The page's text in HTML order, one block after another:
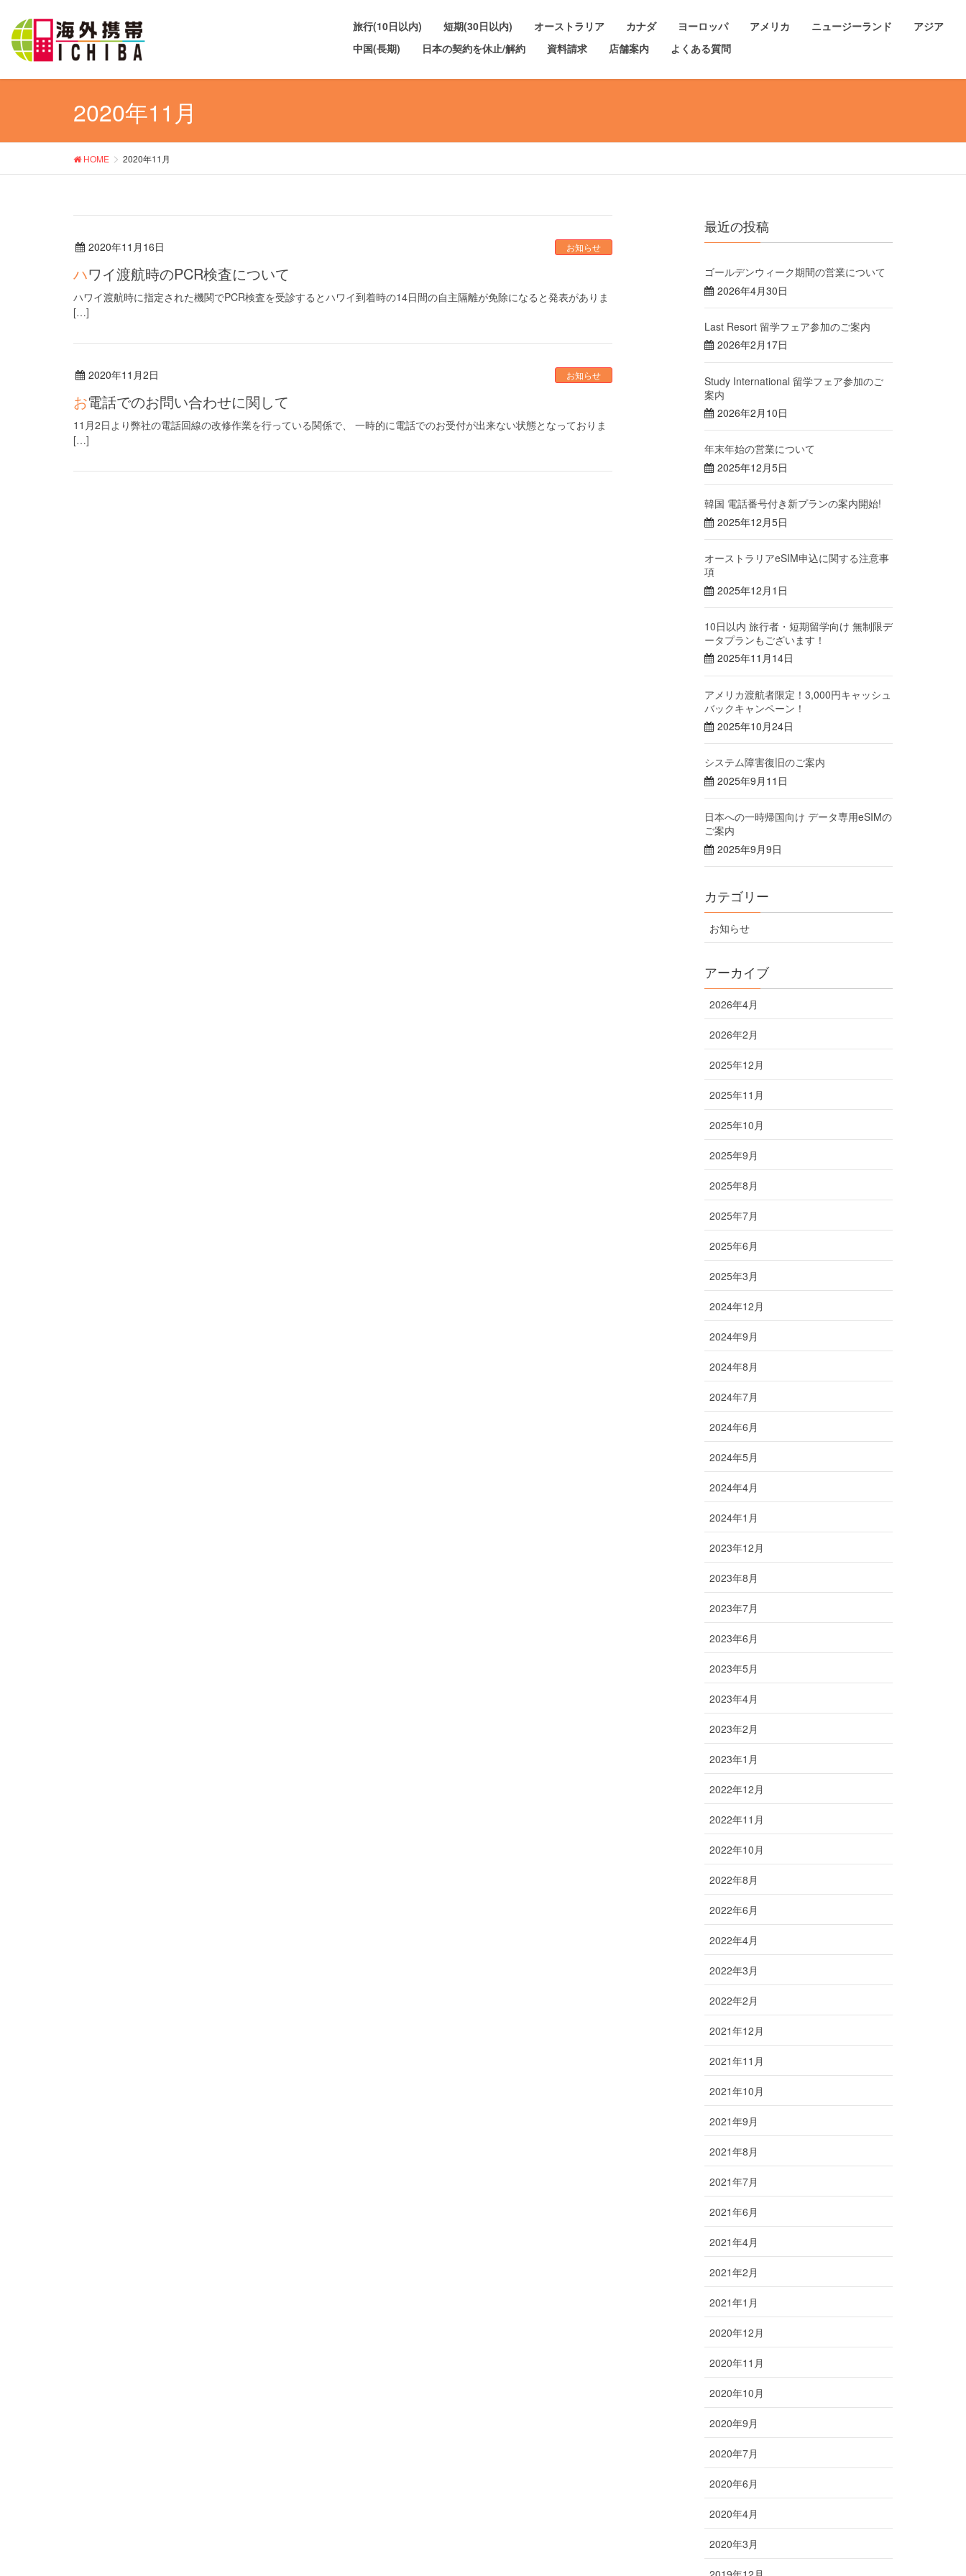
旅行(10日以内) 短期(30日以内) オーストラリア カナダ ヨーロッパ アメリカ ニュージーランド
アジア
中国(長期)
日本の契約を休止/解約 資料請求 店舗案内 よくある質問
2020年11月
HOME 2020年11月
2020年11月16日 お知らせ
ハワイ渡航時のPCR検査について
ハワイ渡航時に指定された機関でPCR検査を受診するとハワイ到着時の14日間の自主隔離が免除になると発表がありま
[…]
2020年11月2日 お知らせ
お電話でのお問い合わせに関して
11月2日より弊社の電話回線の改修作業を行っている関係で、 一時的に電話でのお受付が出来ない状態となっておりま
[…]
最近の投稿
ゴールデンウィーク期間の営業について
2026年4月30日
Last Resort 留学フェア参加のご案内
2026年2月17日
Study International 留学フェア参加のご
案内
2026年2月10日
年末年始の営業について
2025年12月5日
韓国 電話番号付き新プランの案内開始!
2025年12月5日
オーストラリアeSIM申込に関する注意事
項
2025年12月1日
10日以内 旅行者・短期留学向け 無制限デ
ータプランもございます！
2025年11月14日
アメリカ渡航者限定！3,000円キャッシュ
バックキャンペーン！
2025年10月24日
システム障害復旧のご案内
2025年9月11日
日本への一時帰国向け データ専用eSIMの
ご案内
2025年9月9日
カテゴリー
お知らせ
アーカイブ
2026年4月
2026年2月
2025年12月
2025年11月
2025年10月
2025年9月
2025年8月
2025年7月
2025年6月
2025年3月
2024年12月
2024年9月
2024年8月
2024年7月
2024年6月
2024年5月
2024年4月
2024年1月
2023年12月
2023年8月
2023年7月
2023年6月
2023年5月
2023年4月
2023年2月
2023年1月
2022年12月
2022年11月
2022年10月
2022年8月
2022年6月
2022年4月
2022年3月
2022年2月
2021年12月
2021年11月
2021年10月
2021年9月
2021年8月
2021年7月
2021年6月
2021年4月
2021年2月
2021年1月
2020年12月
2020年11月
2020年10月
2020年9月
2020年7月
2020年6月
2020年4月
2020年3月